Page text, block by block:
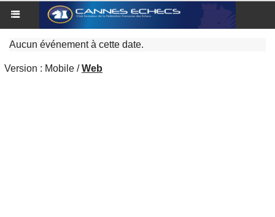
Aucun événement à cette date.
Version : Mobile /Web